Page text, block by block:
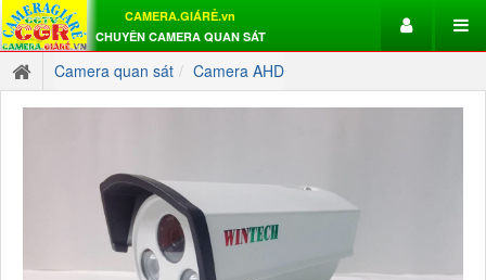
CAMERA.GIÁRẺ.vn
CHUYÊN CAMERA QUAN SÁT
Camera quan sát Camera AHD